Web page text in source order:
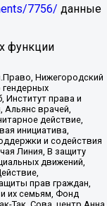
7756/ данные
функции
Нижегородский
гендерных
Институт права и
врачей,
действие,
инициатива,
и содействия
Линия, В защиту
движений,
прав граждан,
их семьям, Фонд